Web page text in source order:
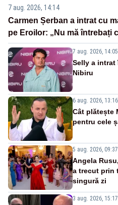
7 aug. 2026, 14:14
Carmen Șerban a intrat cu
pe Eroilor: „Nu mă întrebați
7 aug. 2026, 14:05
Selly a intrat
Nibiru
6 aug. 2026, 13:16
Cât plătește
pentru cele
5 aug. 2026, 09:37
Angela
a trecut prin
singură zi
3 aug. 2026, 15:17